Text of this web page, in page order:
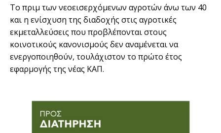
Το πριµ των νεοεισερχόµενων αγροτών άνω των 40
και η ενίσχυση της διαδοχής στις αγροτικές
εκµεταλλεύσεις που προβλέπονται στους
κοινοτικούς κανονισµούς δεν αναµένεται να
ενεργοποιηθούν, τουλάχιστον το πρώτο έτος
εφαρµογής της νέας ΚΑΠ.